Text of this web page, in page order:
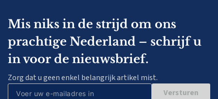
Mis niks in de strijd om ons
prachtige Nederland – schrijf u
in voor de nieuwsbrief.
Zorg dat u geen enkel belangrijk artikel mist.
Versturen